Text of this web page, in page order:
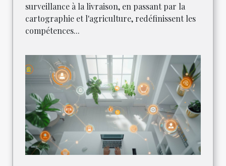
surveillance à la livraison, en passant par la
cartographie et l'agriculture, redéfinissent les
compétences...